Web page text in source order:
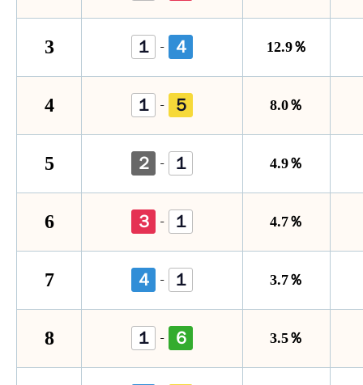
3 １ - ４ 12.9％
4 １ - ５ 8.0％
5 ２ - １ 4.9％
6 ３ - １ 4.7％
7 ４ - １ 3.7％
8 １ - ６ 3.5％